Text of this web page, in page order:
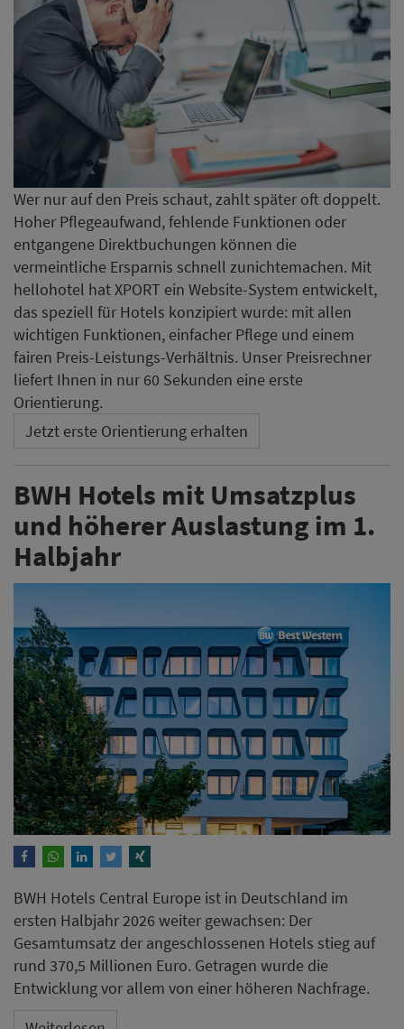
Wer nur auf den Preis schaut, zahlt später oft doppelt.
Hoher Pflegeaufwand, fehlende Funktionen oder
entgangene Direktbuchungen können die
vermeintliche Ersparnis schnell zunichtemachen. Mit
hellohotel hat XPORT ein Website-System entwickelt,
das speziell für Hotels konzipiert wurde: mit allen
wichtigen Funktionen, einfacher Pflege und einem
fairen Preis-Leistungs-Verhältnis. Unser Preisrechner
liefert Ihnen in nur 60 Sekunden eine erste
Orientierung.
Jetzt erste Orientierung erhalten
BWH Hotels mit Umsatzplus
und höherer Auslastung im 1.
Halbjahr
BWH Hotels Central Europe ist in Deutschland im
ersten Halbjahr 2026 weiter gewachsen: Der
Gesamtumsatz der angeschlossenen Hotels stieg auf
rund 370,5 Millionen Euro. Getragen wurde die
Entwicklung vor allem von einer höheren Nachfrage.